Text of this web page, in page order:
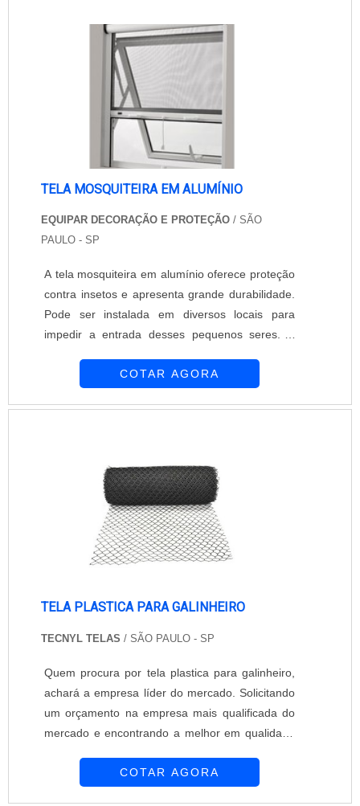
TELA MOSQUITEIRA EM ALUMÍNIO
EQUIPAR DECORAÇÃO E PROTEÇÃO / SÃO
PAULO - SP
A tela mosquiteira em alumínio oferece proteção
contra insetos e apresenta grande durabilidade.
Pode ser instalada em diversos locais para
impedir a entrada desses pequenos seres. É
permitem a entrada do mosquito. A tela
que há de mais m....
COTAR AGORA
TELA PLASTICA PARA GALINHEIRO
TECNYL TELAS / SÃO PAULO - SP
Quem procura por tela plastica para galinheiro,
achará a empresa líder do mercado. Solicitando
um orçamento na empresa mais qualificada do
mercado e encontrando a melhor em qualidade
plastica para galinheiro, com os colaboradores
COTAR AGORA